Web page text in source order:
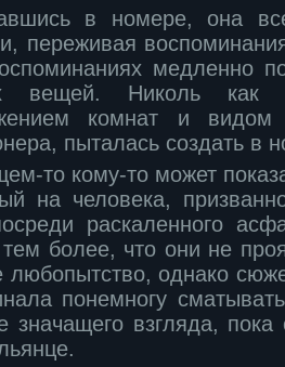
в номере, она
переживая
медленно
вещей. Николь как
комнат и
пыталась создать в
то кому-то может
на человека,
раскаленного
более, что они не
любопытство, однако
понемногу
значащего взгляда,